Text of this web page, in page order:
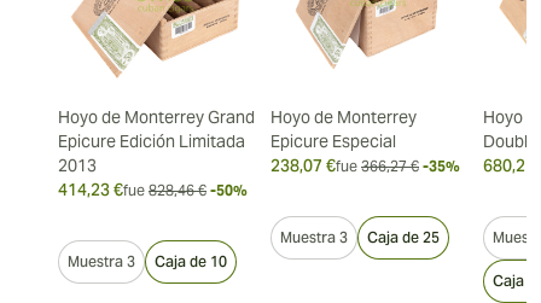
Hoyo de Monterrey Grand
Epicure Edición Limitada
2013
414,23 €fue 828,46 € -50%
Muestra 3 Caja de 10
Hoyo de Monterrey
Epicure Especial
238,07 €fue 366,27 € -35%
Muestra 3 Caja de 25
Hoyo
680,21
Caja